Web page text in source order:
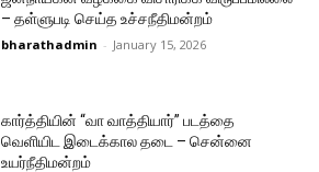
– தள்ளுபடி செய்த உச்சநீதிமன்றம்
bharathadmin - January 15, 2026
கார்த்தியின் “வா வாத்தியார்” படத்தை
வெளியிட இடைக்கால தடை – சென்னை
உயர்நீதிமன்றம்